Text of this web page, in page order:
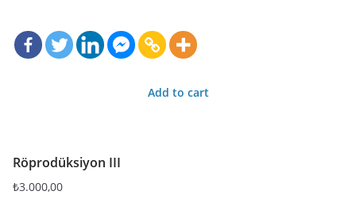
Add to cart
Röprodüksiyon III
₺3.000,00